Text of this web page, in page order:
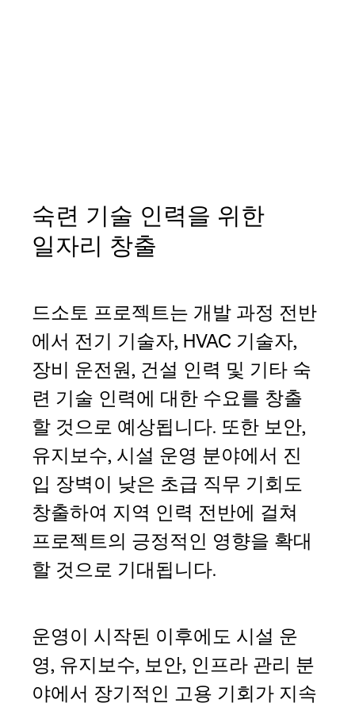
숙련 기술 인력을 위한
일자리 창출
드소토 프로젝트는 개발 과정 전반
에서 전기 기술자, HVAC 기술자,
장비 운전원, 건설 인력 및 기타 숙
련 기술 인력에 대한 수요를 창출
할 것으로 예상됩니다. 또한 보안,
유지보수, 시설 운영 분야에서 진
입 장벽이 낮은 초급 직무 기회도
창출하여 지역 인력 전반에 걸쳐
프로젝트의 긍정적인 영향을 확대
할 것으로 기대됩니다.
운영이 시작된 이후에도 시설 운
영, 유지보수, 보안, 인프라 관리 분
야에서 장기적인 고용 기회가 지속